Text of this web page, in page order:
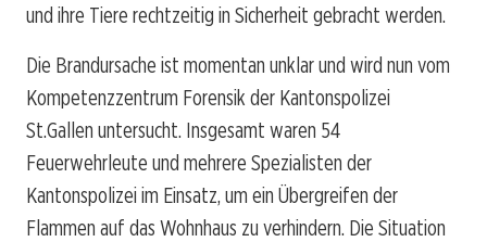
und ihre Tiere rechtzeitig in Sicherheit gebracht werden.
Die Brandursache ist momentan unklar und wird nun vom
Kompetenzzentrum Forensik der Kantonspolizei
St.Gallen untersucht. Insgesamt waren 54
Feuerwehrleute und mehrere Spezialisten der
Kantonspolizei im Einsatz, um ein Übergreifen der
Flammen auf das Wohnhaus zu verhindern. Die Situation